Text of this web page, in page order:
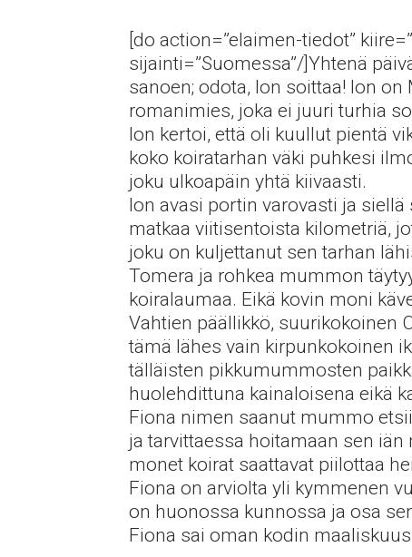
[do action=”elaimen-tiedot”
sijainti=”Suomessa”/]Yhtenä
sanoen; odota, Ion soittaa! Ion
romanimies, joka ei juuri turhia
Ion kertoi, että oli kuullut pientä
koko koiratarhan väki puhkesi
joku ulkoapäin yhtä kiivaasti.
Ion avasi portin varovasti ja
matkaa viitisentoista kilometriä,
joku on kuljettanut sen tarhan
Tomera ja rohkea mummon
koiralaumaa. Eikä kovin moni
Vahtien päällikkö, suurikokoinen
tämä lähes vain kirpunkokoinen
tälläisten pikkumummosten
huolehdittuna kainaloisena eikä
Fiona nimen saanut mummo
ja tarvittaessa hoitamaan sen
monet koirat saattavat piilottaa
Fiona on arviolta yli kymmenen
on huonossa kunnossa ja osa
Fiona sai oman kodin